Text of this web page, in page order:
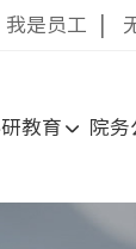
我是员工
教育 院务